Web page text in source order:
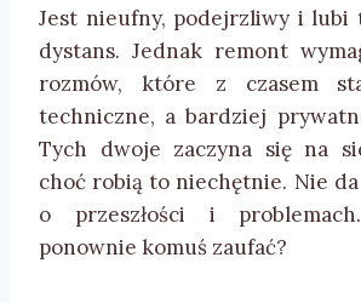
Jest nieufny, podejrzliwy i lubi
dystans. Jednak remont
rozmów, które z czasem
techniczne, a bardziej
Tych dwoje zaczyna się na
choć robią to niechętnie. Nie
o przeszłości i
ponownie komuś zaufać?